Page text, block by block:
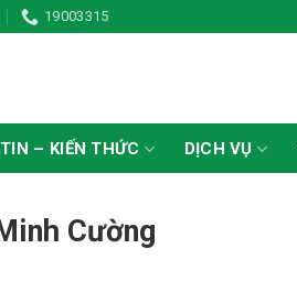
19003315
– KIẾN THỨC DỊCH VỤ
Cường